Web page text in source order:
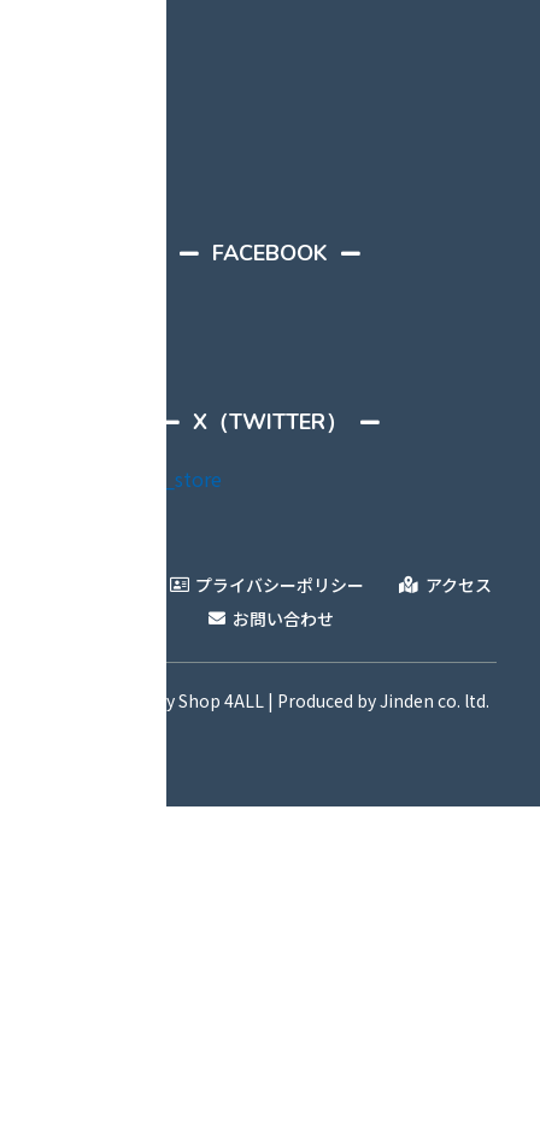
FACEBOOK
X（TWITTER）
Handle @4ALL_store
プライバシーポリシー
アクセス
お問い合わせ
© 2012 Outivity Shop 4ALL | Produced by Jinden co. ltd.